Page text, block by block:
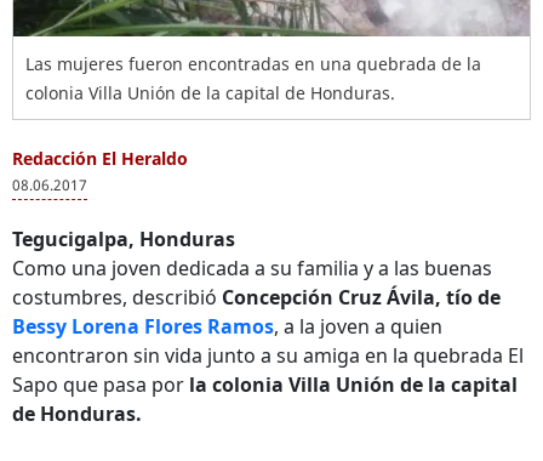
Las mujeres fueron encontradas en una quebrada de la
colonia Villa Unión de la capital de Honduras.
Redacción El Heraldo
08.06.2017
Tegucigalpa, Honduras
Como una joven dedicada a su familia y a las buenas
costumbres, describió Concepción Cruz Ávila, tío de
Bessy Lorena Flores Ramos, a la joven a quien
encontraron sin vida junto a su amiga en la quebrada El
Sapo que pasa por la colonia Villa Unión de la capital
de Honduras.